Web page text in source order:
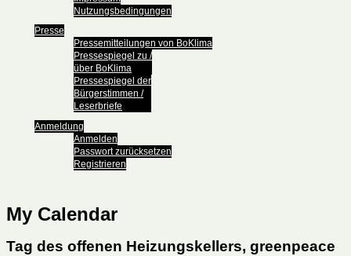
Nutzungsbedingungen
Presse
Pressemitteilungen von BoKlima
Pressespiegel zu /
über BoKlima
Pressespiegel der
Bürgerstimmen /
Leserbriefe
Anmeldung
Anmelden
Passwort zurücksetzen
Registrieren
My Calendar
Tag des offenen Heizungskellers, greenpeace